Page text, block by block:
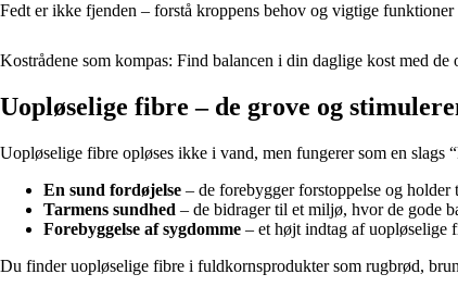
Fedt er ikke fjenden – forstå kroppens behov og vigtige funktioner
Kostrådene som kompas: Find balancen i din daglige kost med
Uopløselige fibre – de grove og
Uopløselige fibre opløses ikke i vand, men fungerer som en
En sund fordøjelse – de forebygger forstoppelse og holder
Tarmens sundhed – de bidrager til et miljø, hvor de gode
Forebyggelse af sygdomme – et højt indtag af uopløselige
Du finder uopløselige fibre i fuldkornsprodukter som rugbrød,